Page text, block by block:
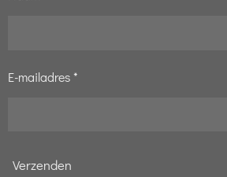
E-mailadres *
Verzenden